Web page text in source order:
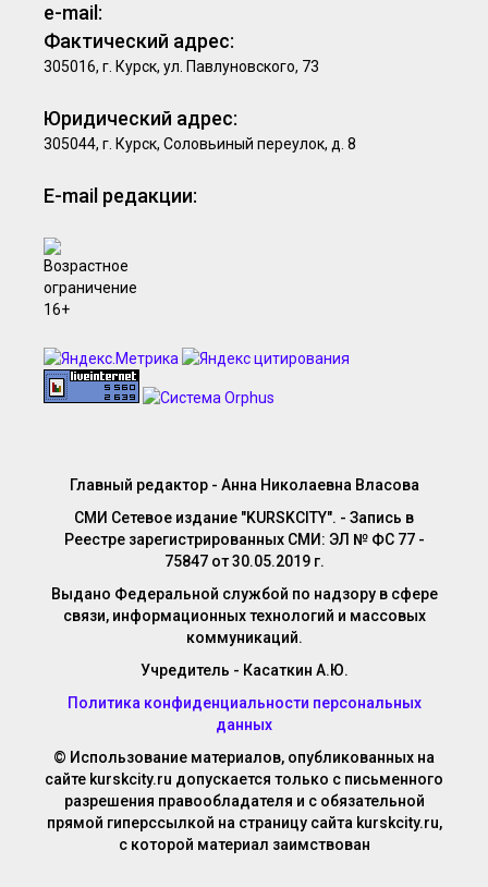
e-mail:
Фактический адрес:
305016, г. Курск, ул. Павлуновского, 73
Юридический адрес:
305044, г. Курск, Соловьиный переулок, д. 8
E-mail редакции:
Главный редактор - Анна Николаевна Власова
СМИ Сетевое издание "KURSKCITY". - Запись в
Реестре зарегистрированных СМИ: ЭЛ № ФС 77 -
75847 от 30.05.2019 г.
Выдано Федеральной службой по надзору в сфере
связи, информационных технологий и массовых
коммуникаций.
Учредитель - Касаткин А.Ю.
Политика конфиденциальности персональных
данных
© Использование материалов, опубликованных на
сайте kurskcity.ru допускается только с письменного
разрешения правообладателя и с обязательной
прямой гиперссылкой на страницу сайта kurskcity.ru,
с которой материал заимствован